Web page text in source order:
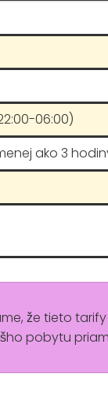
06:00)
ako 3
že tieto
pobytu